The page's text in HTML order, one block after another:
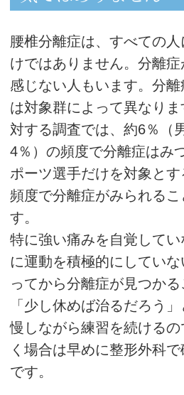
腰椎分離症は、すべての
けではありません。分離
感じない人もいます。分
は対象群によって異なり
対する調査では、約6％（
4％）の頻度で分離症はみ
ポーツ選手だけを対象と
頻度で分離症がみられるこ
す。
特に強い痛みを自覚して
に運動を積極的にしてい
ってから分離症が見つかる
「少し休めば治るだろう
慢しながら練習を続ける
く場合は早めに整形外科
です。